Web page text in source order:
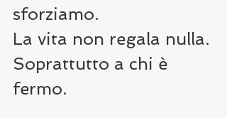
sforziamo.
La vita non regala nulla.
Soprattutto a chi è
fermo.